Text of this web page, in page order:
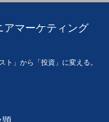
アマーケティング
ト」から「投資」に変える。